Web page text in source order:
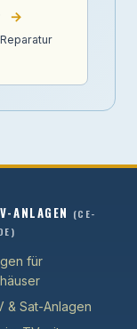
→
ANLAGEN (CE-
für
& Sat-Anlagen